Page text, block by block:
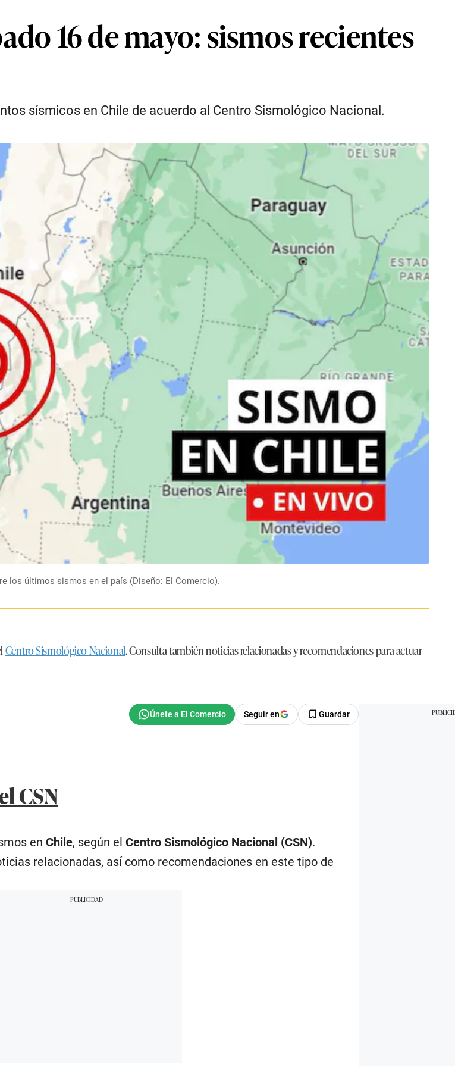
16 de mayo: sismos recientes
sísmicos en Chile de acuerdo al Centro Sismológico Nacional.
los últimos sismos en el país (Diseño: El Comercio).
Centro Sismológico Nacional. Consulta también noticias relacionadas y recomendaciones para actuar
Seguir en Guardar
CSN
en Chile, según el Centro Sismológico Nacional (CSN).
relacionadas, así como recomendaciones en este tipo de